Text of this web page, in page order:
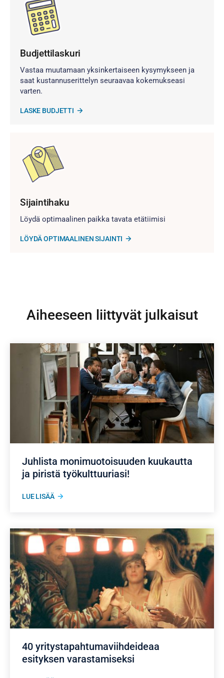
Budjettilaskuri
Vastaa muutamaan yksinkertaiseen kysymykseen ja
saat kustannuserittelyn seuraavaa kokemukseasi
varten.
LASKE BUDJETTI
Sijaintihaku
Löydä optimaalinen paikka tavata etätiimisi
LÖYDÄ OPTIMAALINEN SIJAINTI
Aiheeseen liittyvät julkaisut
Juhlista monimuotoisuuden kuukautta
ja piristä työkulttuuriasi!
LUE LISÄÄ
40 yritystapahtumaviihdeideaa
esityksen varastamiseksi